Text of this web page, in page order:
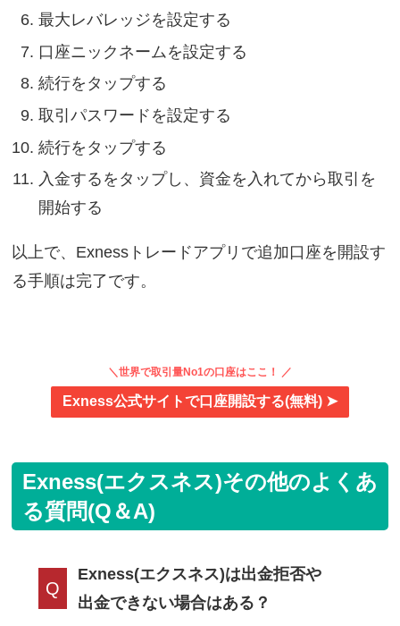
最大レバレッジを設定する
口座ニックネームを設定する
続行をタップする
取引パスワードを設定する
続行をタップする
入金するをタップし、資金を入れてから取引を
開始する
以上で、Exnessトレードアプリで追加口座を開設す
る手順は完了です。
＼世界で取引量No1の口座はここ！ ／
Exness公式サイトで口座開設する(無料) ➤
Exness(エクスネス)その他のよくあ
る質問(Q＆A)
Q
Exness(エクスネス)は出金拒否や
出金できない場合はある？